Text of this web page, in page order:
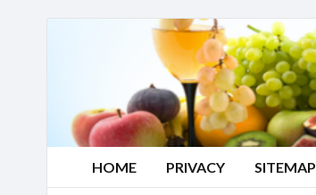
HOME PRIVACY SITEMAP